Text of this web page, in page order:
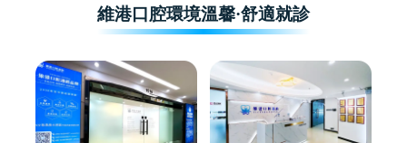
維港口腔環境溫馨·舒適就診